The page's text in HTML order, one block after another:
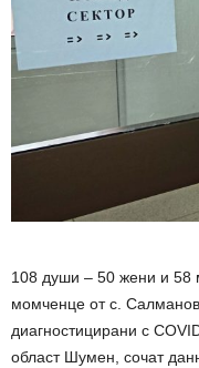
108 души – 50 жени и 58
момченце от с.
диагностицирани с
област Шумен, сочат